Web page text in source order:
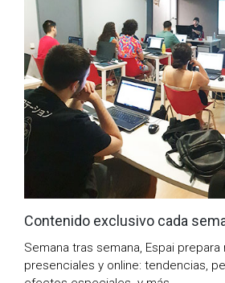
Contenido exclusivo cada
Semana tras semana, Espai
presenciales y online: tendencias,